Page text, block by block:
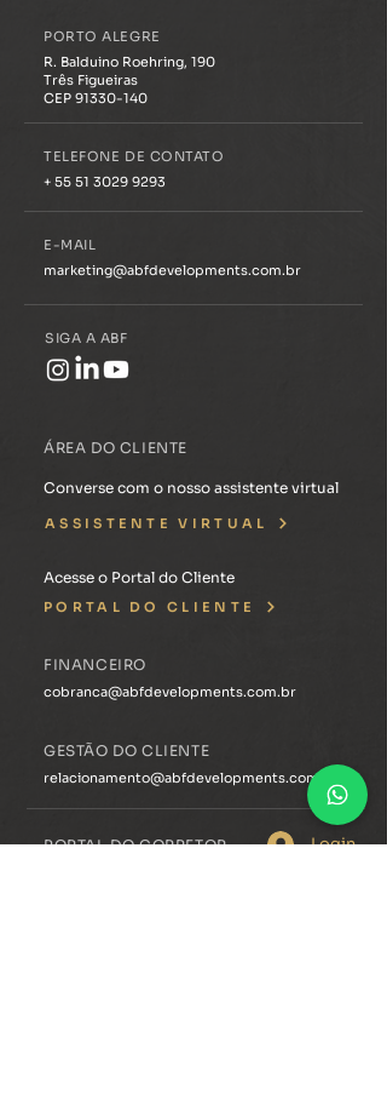
premium do Brasil
PORTO ALEGRE
R. Balduino Roehring, 190
Três Figueiras
CEP 91330-140
TELEFONE DE CONTATO
+ 55 51 3029 9293
E-MAIL
marketing@abfdevelopments.com.br
SIGA A ABF
ÁREA DO CLIENTE
Converse com o nosso assistente virtual
ASSISTENTE VIRTUAL
Acesse o Portal do Cliente
PORTAL DO CLIENTE
FINANCEIRO
cobranca@abfdevelopments.com.br
GESTÃO DO CLIENTE
relacionamento@abfdevelopments.com.br
PORTAL DO CORRETOR Login